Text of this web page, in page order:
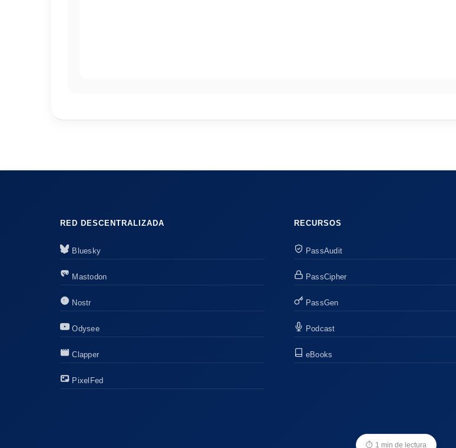
RED DESCENTRALIZADA
Bluesky
Mastodon
Nostr
Odysee
Clapper
PixelFed
RECURSOS
PassAudit
PassCipher
PassGen
Podcast
eBooks
⏱ 1 min de lectura